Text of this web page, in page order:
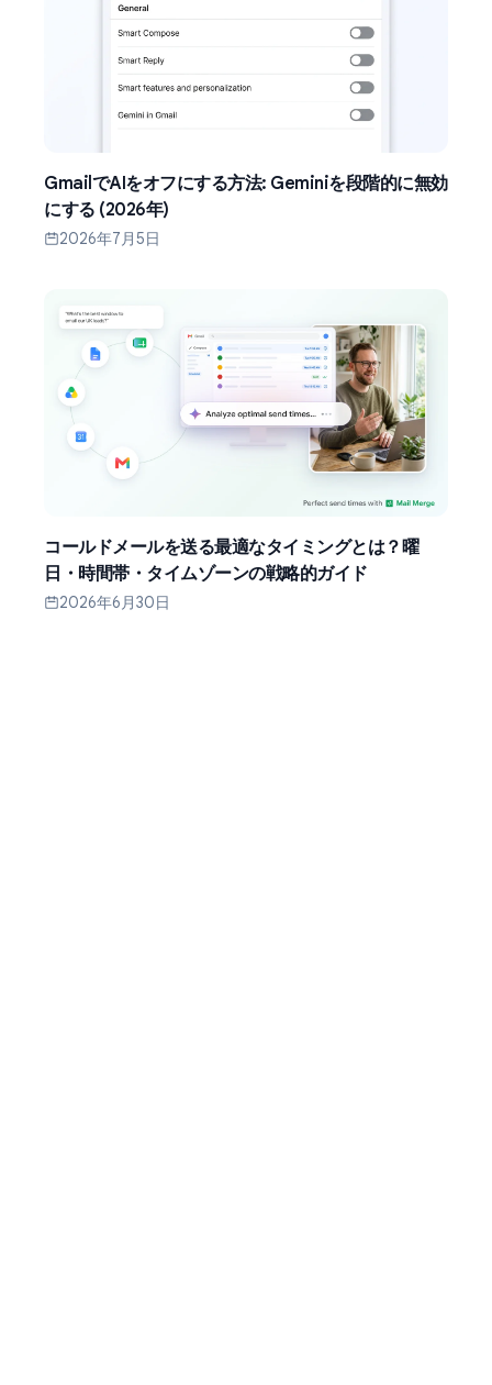
GmailでAIをオフにする方法: Geminiを段階的に無効
にする (2026年)
2026年7月5日
コールドメールを送る最適なタイミングとは？曜
日・時間帯・タイムゾーンの戦略的ガイド
2026年6月30日